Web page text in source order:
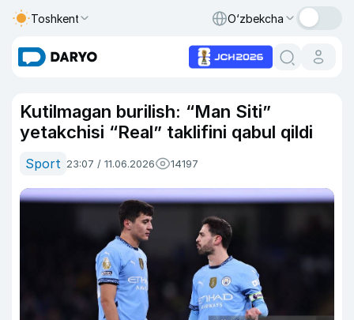
Toshkent O‘zbekcha
Kutilmagan burilish: “Man Siti”
yetakchisi “Real” taklifini qabul qildi
Sport 23:07 / 11.06.2026 14197